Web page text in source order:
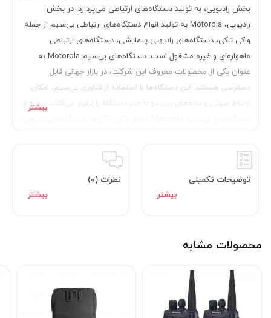
بخش رادیویی، به تولید دستگاه‌های ارتباطی می‌پردازد. در بخش
رادیویی، Motorola به تولید انواع دستگاه‌های ارتباطی بی‌سیم از جمله
واکی تاکی، دستگاه‌های رادیویی پیمایشی، دستگاه‌های ارتباطی
ماهواره‌ای و غیره مشغول است. دستگاه‌های بی‌سیم Motorola به
عنوان یکی از محصولات معروف این شرکت، در بازار جهانی قابل
دسترسی هستند. این دستگاه‌ها با استفاده از فناوری بی‌سیم، امکان
ارتباط صوتی و داده‌های بین دو یا چند دستگاه را برقرار می‌کنند. برخی از
هستند. دستگاه‌های بیسیم Motorola با ویژگی‌های مانند کیفیت صدای
بالا، پوشش گسترده، قابلیت اتصال به شبکه‌های مختلف و مقاومت در
برابر شرایط مختلف آب و هوایی، برای استفاده در فعالیت‌های مختلف،
از جمله فعالیت‌های صنعتی و ساختمانی، کمپینگ، شکار، کوهنوردی و
توضیحات تکمیلی نظرات (0)
محصولات مشابه